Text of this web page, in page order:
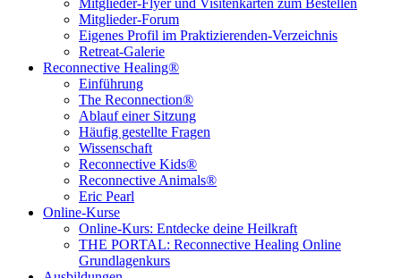
Mitglieder-Flyer und Visitenkarten zum Bestellen
Mitglieder-Forum
Eigenes Profil im Praktizierenden-Verzeichnis
Retreat-Galerie
Reconnective Healing®
Einführung
The Reconnection®
Ablauf einer Sitzung
Häufig gestellte Fragen
Wissenschaft
Reconnective Kids®
Reconnective Animals®
Eric Pearl
Online-Kurse
Online-Kurs: Entdecke deine Heilkraft
THE PORTAL: Reconnective Healing Online
Grundlagenkurs